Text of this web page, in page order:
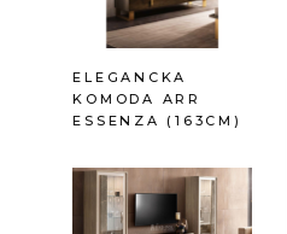
ELEGANCKA
KOMODA ARR
ESSENZA (163CM)